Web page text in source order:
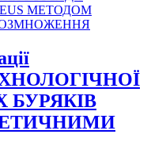
МЕТОДОМ
БУРЯКІВ